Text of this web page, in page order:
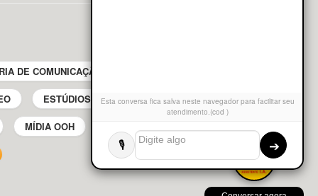
Esta conversa fica salva neste navegador para facilitar seu
atendimento.(cod )
🎙️ ➔
DE COMUNICAÇÃO
ESTÚDIOS DE PRODUÇÃO MUSICAL
MÍDIA OOH